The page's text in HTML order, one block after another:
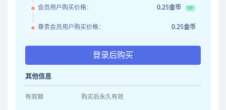
会员用户购买价格： 0.25金币 5折
尊贵会员用户购买价格： 0.25金币
登录后购买
其他信息
有效期 购买后永久有效